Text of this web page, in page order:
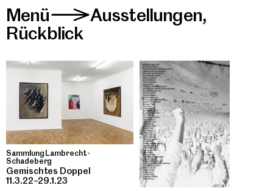
Menü>Ausstellungen,
Rückblick
Sammlung Lambrecht-
Schadeberg
Gemischtes Doppel
11.3.22–29.1.23